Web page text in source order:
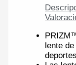
lente